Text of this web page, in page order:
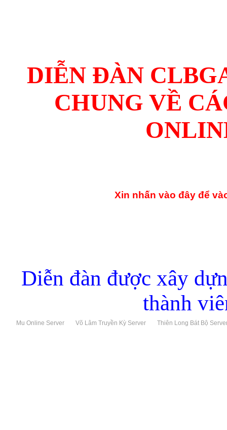
DIỄN ĐÀN
CHUNG VỀ
Xin nhấn vào đây để
Diễn đàn được xây
thành
Mu Online Server Võ Lâm Truyền Kỳ Server Thiên Long Bát Bộ